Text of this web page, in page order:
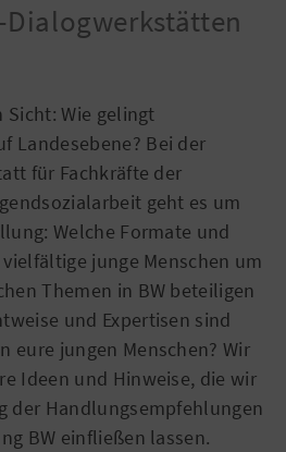
Wie gelingt
Landesebene? Bei der
für Fachkräfte der
geht es um
Welche Formate und
junge Menschen um
Themen in BW beteiligen
und Expertisen sind
eure jungen Menschen? Wir
Ideen und Hinweise, die wir
der Handlungsempfehlungen
BW einfließen lassen.